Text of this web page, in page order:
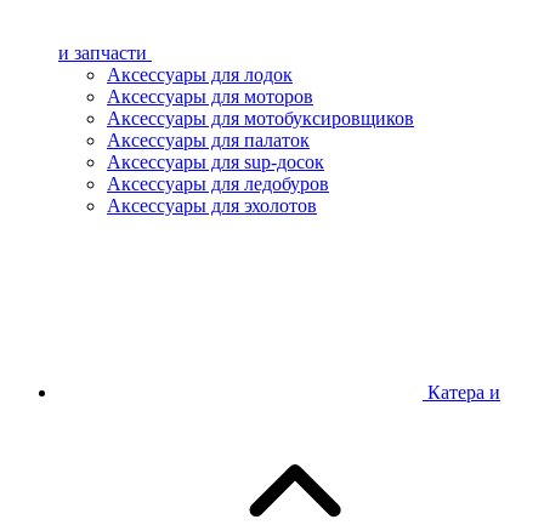
и запчасти
Аксессуары для лодок
Аксессуары для моторов
Аксессуары для мотобуксировщиков
Аксессуары для палаток
Аксессуары для sup-досок
Аксессуары для ледобуров
Аксессуары для эхолотов
Катера и